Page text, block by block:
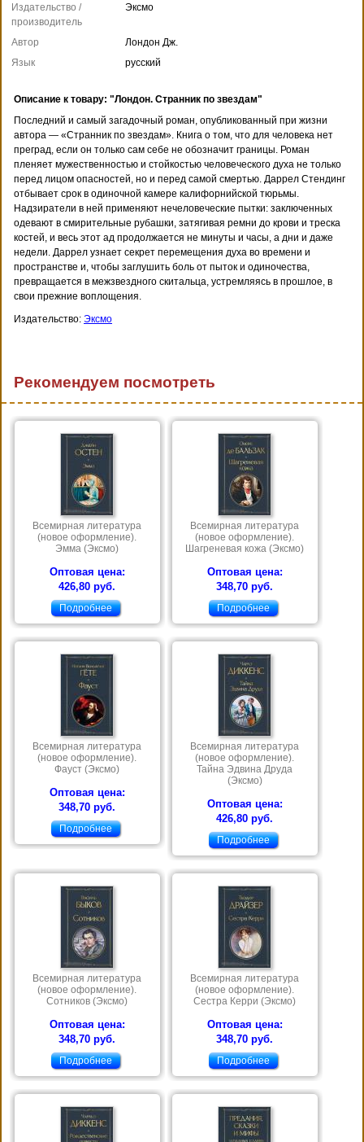
Издательство /
производитель
Эксмо
Автор
Лондон Дж.
Язык
русский
Описание к товару: "Лондон. Странник по звездам"
Последний и самый загадочный роман, опубликованный при жизни
автора — «Странник по звездам». Книга о том, что для человека нет
преград, если он только сам себе не обозначит границы. Роман
пленяет мужественностью и стойкостью человеческого духа не только
перед лицом опасностей, но и перед самой смертью. Даррел Стендинг
отбывает срок в одиночной камере калифорнийской тюрьмы.
Надзиратели в ней применяют нечеловеческие пытки: заключенных
одевают в смирительные рубашки, затягивая ремни до крови и треска
костей, и весь этот ад продолжается не минуты и часы, а дни и даже
недели. Даррел узнает секрет перемещения духа во времени и
пространстве и, чтобы заглушить боль от пыток и одиночества,
превращается в межзвездного скитальца, устремляясь в прошлое, в
свои прежние воплощения.
Издательство: Эксмо
Рекомендуем посмотреть
Всемирная литература
(новое оформление).
Эмма (Эксмо)
Оптовая цена:
426,80 руб.
Подробнее
Всемирная литература
(новое оформление).
Шагреневая кожа (Эксмо)
Оптовая цена:
348,70 руб.
Подробнее
Всемирная литература
(новое оформление).
Фауст (Эксмо)
Оптовая цена:
348,70 руб.
Подробнее
Всемирная литература
(новое оформление).
Тайна Эдвина Друда
(Эксмо)
Оптовая цена:
426,80 руб.
Подробнее
Всемирная литература
(новое оформление).
Сотников (Эксмо)
Оптовая цена:
348,70 руб.
Подробнее
Всемирная литература
(новое оформление).
Сестра Керри (Эксмо)
Оптовая цена:
348,70 руб.
Подробнее